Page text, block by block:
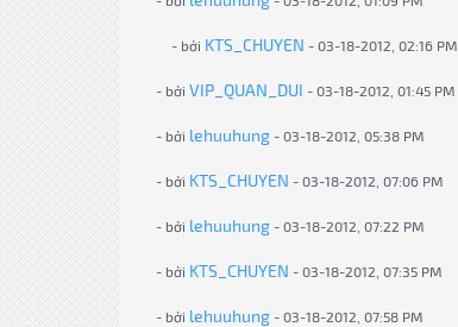
- bởi KTS_CHUYEN - 03-18-2012, 02:16 PM
- bởi VIP_QUAN_DUI - 03-18-2012, 01:45 PM
- bởi lehuuhung- 03-18-2012, 05:38 PM
- bởi KTS_CHUYEN - 03-18-2012, 07:06 PM
- bởi lehuuhung- 03-18-2012, 07:22 PM
- bởi KTS_CHUYEN - 03-18-2012, 07:35 PM
- bởi lehuuhung- 03-18-2012, 07:58 PM